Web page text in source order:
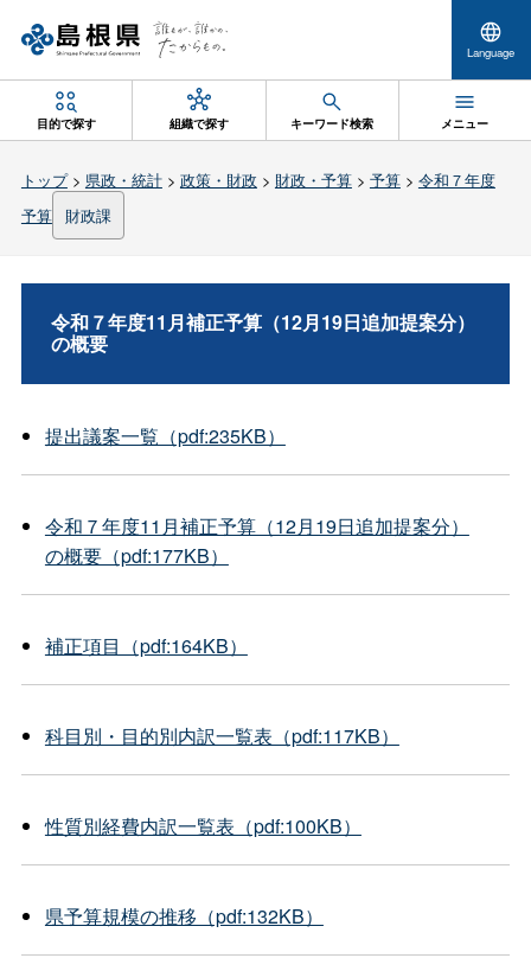
Language
目的で探す 組織で探す キーワード検索 メニュー
トップ> 県政・統計> 政策・財政 > 財政・予算> 予算> 令和７年度
予算
財政課
令和７年度11月補正予算（12月19日追加提案分）
の概要
提出議案一覧（pdf:235KB）
令和７年度11月補正予算（12月19日追加提案分）
の概要（pdf:177KB）
補正項目（pdf:164KB）
科目別・目的別内訳一覧表（pdf:117KB）
性質別経費内訳一覧表（pdf:100KB）
県予算規模の推移（pdf:132KB）